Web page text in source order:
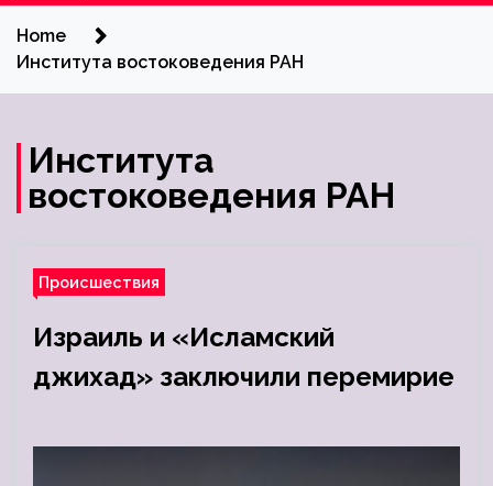
Home
Института востоковедения РАН
Института
востоковедения РАН
Происшествия
Израиль и «Исламский
джихад» заключили перемирие